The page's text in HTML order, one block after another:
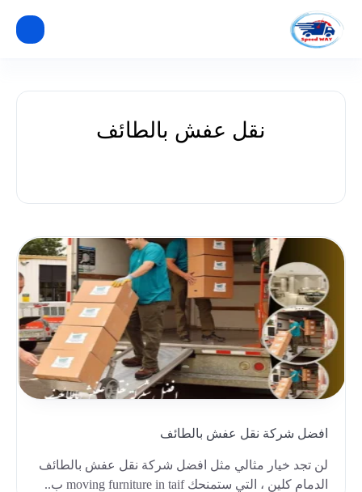
نقل عفش بالطائف
افضل شركة نقل عفش بالطائف
لن تجد خيار مثالي مثل افضل شركة نقل عفش بالطائف
الدمام كلين ، التي ستمنحك moving furniture in taif ب..